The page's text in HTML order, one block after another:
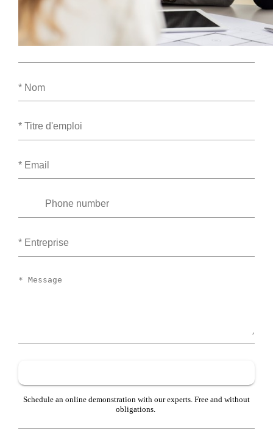
Nom
Titre
Email
Entreprise
Message
Schedule an online demonstration with our experts. Free and without
obligations.